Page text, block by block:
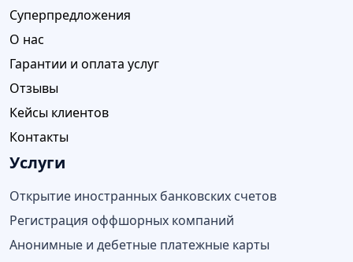
Суперпредложения
О нас
Гарантии и оплата услуг
Отзывы
Кейсы клиентов
Контакты
Услуги
Открытие иностранных банковских счетов
Регистрация оффшорных компаний
Анонимные и дебетные платежные карты